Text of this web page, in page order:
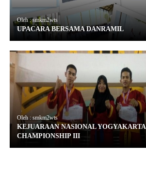
Oleh : smkm2wts
UPACARA BERSAMA DANRAMIL
Oleh : smkm2wts
KEJUARAAN NASIONAL YOGYAKARTA
CHAMPIONSHIP III